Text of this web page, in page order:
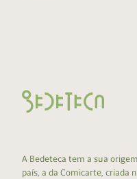
A Bedeteca tem a sua
país, a da Comicarte, criada